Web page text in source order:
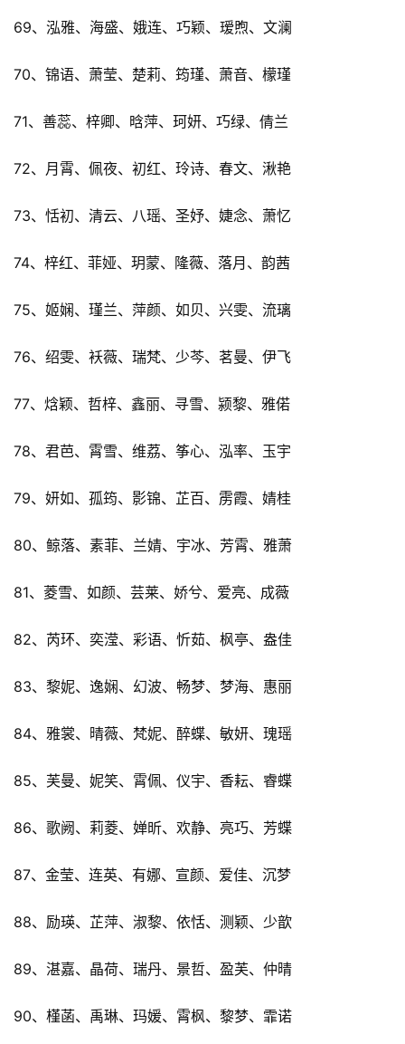
69、泓雅、海盛、娥连、巧颖、瑷煦、文澜
70、锦语、萧莹、楚莉、筠瑾、萧音、檬瑾
71、善蕊、梓卿、晗萍、珂妍、巧绿、倩兰
72、月霄、佩夜、初红、玲诗、春文、湫艳
73、恬初、清云、八瑶、圣妤、婕念、萧忆
74、梓红、菲娅、玥蒙、隆薇、落月、韵茜
75、姬娴、瑾兰、萍颜、如贝、兴雯、流璃
76、绍雯、袄薇、瑞梵、少芩、茗曼、伊飞
77、焓颖、哲梓、鑫丽、寻雪、颍黎、雅偌
78、君芭、霄雪、维荔、筝心、泓率、玉宇
79、妍如、孤筠、影锦、芷百、雳霞、婧桂
80、鲸落、素菲、兰婧、宇冰、芳霄、雅萧
81、菱雪、如颜、芸莱、娇兮、爱亮、成薇
82、芮环、奕滢、彩语、忻茹、枫亭、盎佳
83、黎妮、逸娴、幻波、畅梦、梦海、惠丽
84、雅裳、晴薇、梵妮、醉蝶、敏妍、瑰瑶
85、芙曼、妮笑、霄佩、仪宇、香耘、睿蝶
86、歌阙、莉菱、婵昕、欢静、亮巧、芳蝶
87、金莹、连英、有娜、宣颜、爱佳、沉梦
88、励瑛、芷萍、淑黎、依恬、测颖、少歆
89、湛嘉、晶荷、瑞丹、景哲、盈芙、仲晴
90、槿菡、禹琳、玛媛、霄枫、黎梦、霏诺